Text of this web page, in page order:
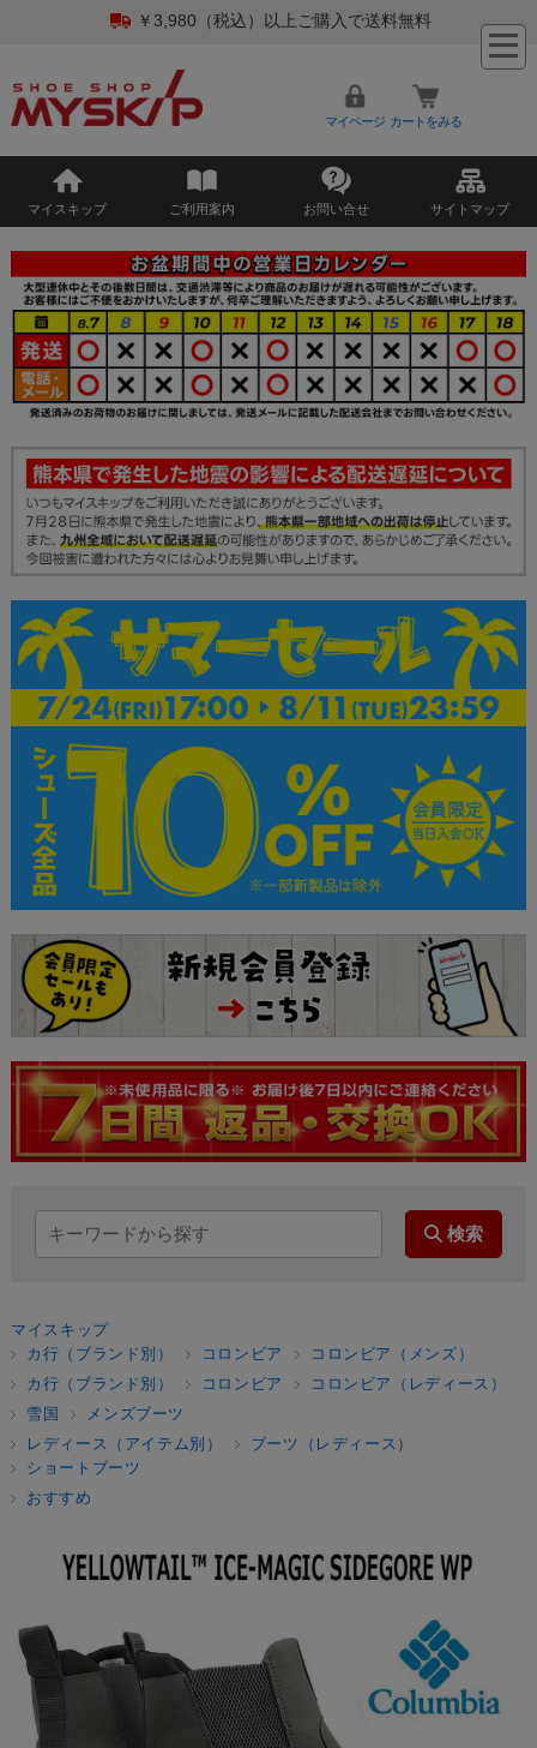
￥3,980（税込）以上ご購入で送料無料
マイページ カートをみる
マイスキップ ご利用案内 お問い合せ サイトマップ
マイスキップ
カ行（ブランド別）
コロンビア
コロンビア（メンズ）
カ行（ブランド別）
コロンビア
コロンビア（レディース）
雪国
メンズブーツ
レディース（アイテム別）
ブーツ（レディース）
ショートブーツ
おすすめ